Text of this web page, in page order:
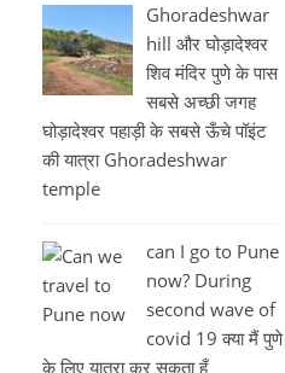
Ghoradeshwar
hill और घोड़ादेश्वर
शिव मंदिर पुणे के पास
सबसे अच्छी जगह
घोड़ादेश्वर पहाड़ी के सबसे ऊँचे पॉइंट
की यात्रा Ghoradeshwar
temple
can I go to Pune
now? During
second wave of
covid 19 क्या मैं पुणे
के लिए यात्रा कर सकता हूँ